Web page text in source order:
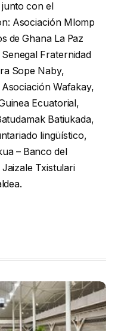
con el
Asociación Mlomp
de Ghana La Paz
Fraternidad
Sope Naby,
Wafakay,
Ecuatorial,
Batiukada,
lingüístico,
– Banco del
Txistulari